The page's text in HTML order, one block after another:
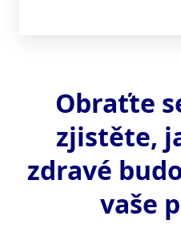
Obraťte
zjistěte,
zdravé
vaše